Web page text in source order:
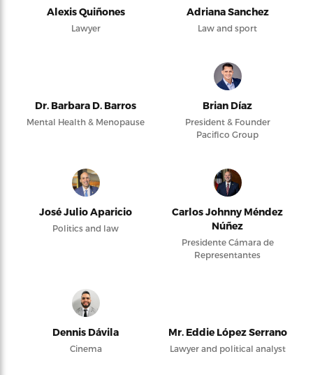
Alexis Quiñones
Lawyer
Adriana Sanchez
Law and sport
Dr. Barbara D. Barros
Mental Health & Menopause
Brian Díaz
President & Founder
Pacifico Group
José Julio Aparicio
Politics and law
Carlos Johnny Méndez
Núñez
Presidente Cámara de
Representantes
Dennis Dávila
Cinema
Mr. Eddie López Serrano
Lawyer and political analyst